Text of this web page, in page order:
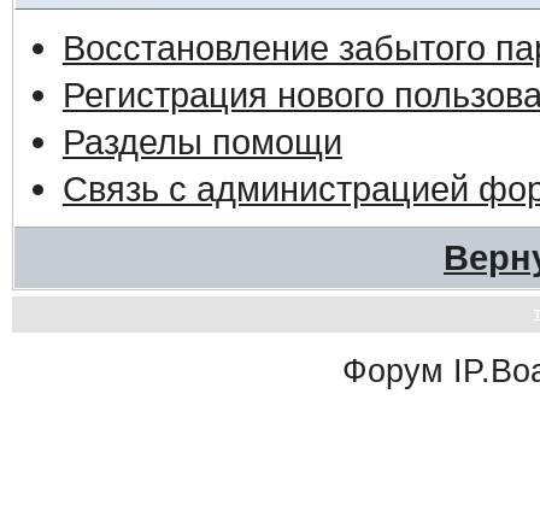
Восстановление забытого
Регистрация нового
Разделы помощи
Связь с администрацией
Форум